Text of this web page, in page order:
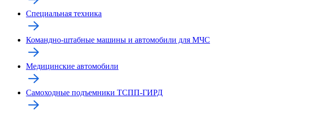
Специальная техника
Командно-штабные машины и автомобили для МЧС
Медицинские автомобили
Самоходные подъемники ТСПП-ГИРД